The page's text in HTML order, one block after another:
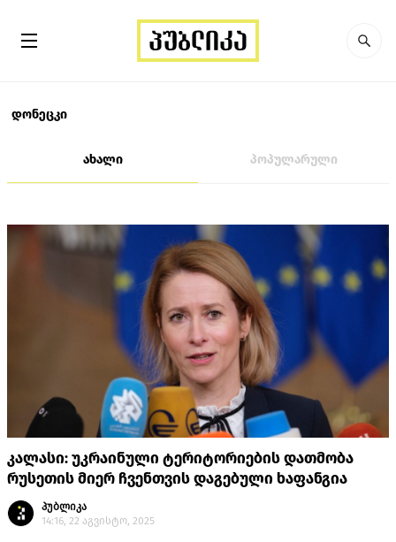
დონეცკი
ახალი პოპულარული
კალასი: უკრაინული ტერიტორიების დათმობა
რუსეთის მიერ ჩვენთვის დაგებული ხაფანგია
პუბლიკა
14:16, 22 აგვისტო, 2025